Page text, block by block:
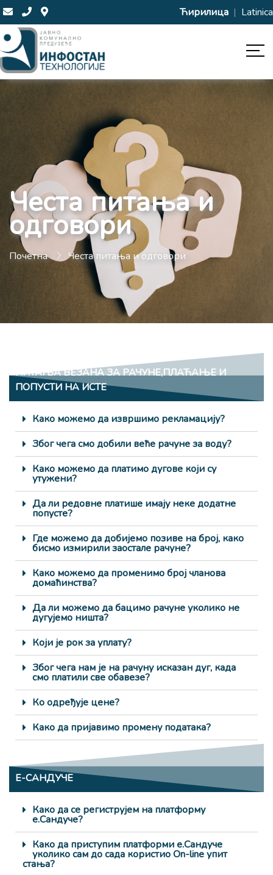
Ћирилица | Latinica
Честа питања и
одговори
Почетна Честа питања и одговори
ПИТАЊА ВЕЗАНА ЗА РАЧУНЕ,ПЛАЋАЊЕ И
ПОПУСТИ НА ИСТЕ
Како можемо да извршимо рекламацију?
Због чега смо добили веће рачуне за воду?
Како можемо да платимо дугове који су
утужени?
Да ли редовне платише имају неке додатне
попусте?
Где можемо да добијемо позиве на број, како
бисмо измирили заостале рачуне?
Како можемо да променимо број чланова
домаћинства?
Да ли можемо да бацимо рачуне уколико не
дугујемо ништа?
Који је рок за уплату?
Због чега нам је на рачуну исказан дуг, када
смо платили све обавезе?
Ко одређује цене?
Како да пријавимо промену података?
Е-САНДУЧЕ
Како да се региструјем на платформу
е.Сандуче?
Како да приступим платформи е.Сандуче
уколико сам до сада користио On-line упит
стања?